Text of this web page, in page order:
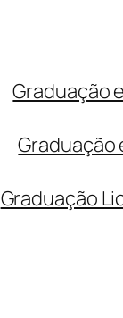
Graduação
Graduação
Graduação